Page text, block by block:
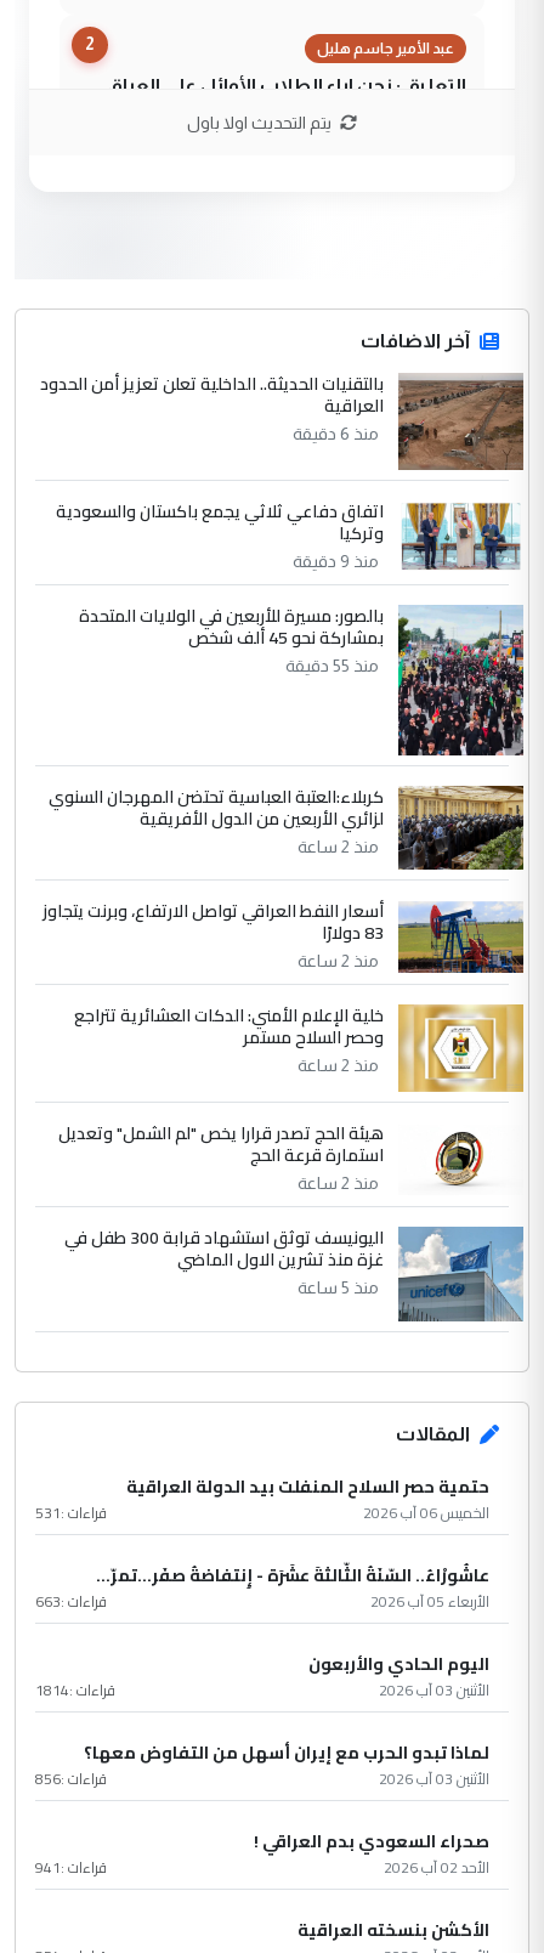
2 عبد الأمير جاسم هليل
التعليق : نحن اباء الطلاب الأوائل على العراق
نتشرف بلقاء السيد احمد الصافي في العتبات
التعليق : قرار مستعجل جدا ولامصلحة فيه
للوزاره ولا للمواطن القرار الصائب يكون بعد
الاستماع للمدير ومغرفة ...
الموضوع :
وزير الصحة يعفي مدير مستشفى الكرخ
العام في بغداد
سردار
التعليق : واحد من عصابة علي ماما يسقط
جنسية الرافد الثالث للعراق ومن اصول عريقة
الموضوع :
الجواهري يرد على صدام حسين سل
مضجعيك يابن الزنا (نص كامل)
سردار
جنسية الرافد الثالث للعراق ومن اصول عريقة
ابا فرات ...
الموضوع :
مضجعيك يابن الزنا (نص كامل)
يتم التحديث اولا باول
آخر الاضافات
بالتقنيات الحديثة.. الداخلية تعلن تعزيز أمن الحدود
العراقية
منذ 6 دقيقة
اتفاق دفاعي ثلاثي يجمع باكستان والسعودية
وتركيا
منذ 9 دقيقة
بالصور: مسيرة للأربعين في الولايات المتحدة
بمشاركة نحو 45 ألف شخص
منذ 55 دقيقة
كربلاء:العتبة العباسية تحتضن المهرجان السنوي
لزائري الأربعين من الدول الأفريقية
منذ 2 ساعة
أسعار النفط العراقي تواصل الارتفاع، وبرنت يتجاوز
83 دولارًا
منذ 2 ساعة
خلية الإعلام الأمني: الدكات العشائرية تتراجع
وحصر السلاح مستمر
منذ 2 ساعة
هيئة الحج تصدر قرارا يخص "لم الشمل" وتعديل
استمارة قرعة الحج
منذ 2 ساعة
اليونيسف توثق استشهاد قرابة 300 طفل في
غزة منذ تشرين الاول الماضي
منذ 5 ساعة
المقالات
حتمية حصر السلاح المنفلت بيد الدولة العراقية
الخميس 06 آب 2026 قراءات :531
عاشُورْاءُ.. السّنَةُ الثّالثةَ عشَرَة - إِنتفاضةُ صفَر…تمرّ...
الأربعاء 05 آب 2026 قراءات :663
اليوم الحادي والأربعون
الأثنين 03 آب 2026 قراءات :1814
لماذا تبدو الحرب مع إيران أسهل من التفاوض معها؟
الأثنين 03 آب 2026 قراءات :856
صحراء السعودي بدم العراقي !
الأحد 02 آب 2026 قراءات :941
الأكشن بنسخته العراقية